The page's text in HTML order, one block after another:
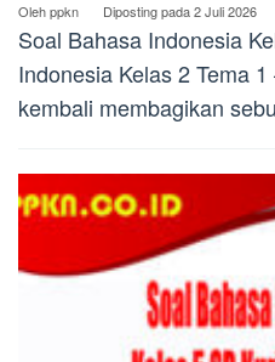
Olehppkn Diposting pada2 Juli 2026
Soal Bahasa Indonesia
Indonesia Kelas 2 Tema
kembali membagikan